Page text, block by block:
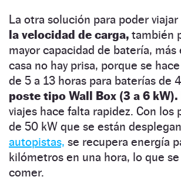
La otra solución para poder viajar
la velocidad de carga, también
mayor capacidad de batería, más
casa no hay prisa, porque se
de 5 a 13 horas para baterías de
poste tipo Wall Box (3 a 6 kW).
viajes hace falta rapidez. Con los
de 50 kW que se están
autopistas, se recupera energía
kilómetros en una hora, lo que
comer.